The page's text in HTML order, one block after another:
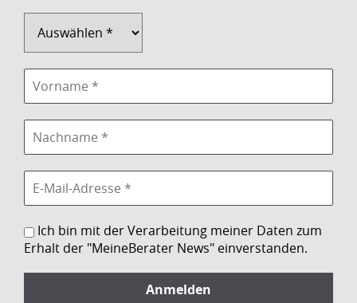
Ich bin mit der Verarbeitung meiner Daten zum
Erhalt der "MeineBerater News" einverstanden.